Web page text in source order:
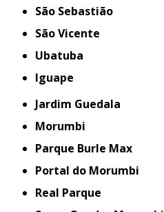
São Sebastião
São Vicente
Ubatuba
iguape
Jardim Guedala
Morumbi
Parque Burle Max
Portal do Morumbi
Real Parque